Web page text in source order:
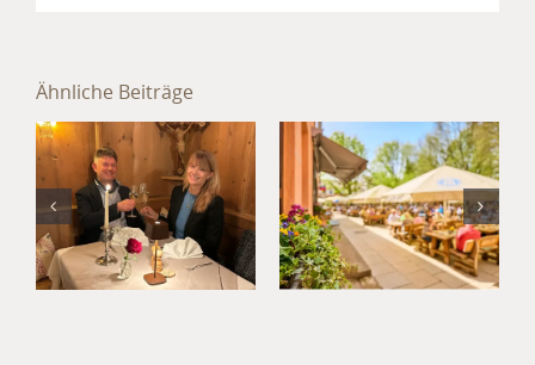
Ähnliche Beiträge
Jahresabschluss
im Hotel
München
Umland
München
Süd: Kultur,
Kulinarik
und
Kurzurlaub
im